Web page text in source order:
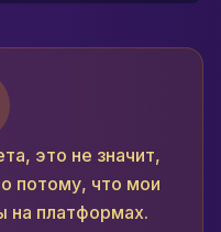
это не значит,
потому, что мои
на платформах.